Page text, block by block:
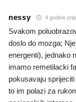
nessy 4 godine
Svakom
doslo do mozga;
energenti), jednako
imamo remetilacki
pokusavaju
to im polazi za